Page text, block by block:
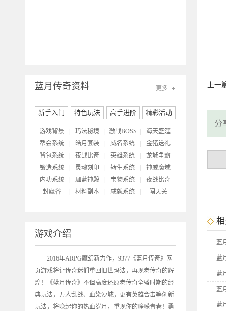
上一
分
蓝
蓝
蓝
蓝
蓝
更多
蓝月传奇资料
新手入门 特色玩法 高手进阶 精彩活动
游戏背景 玛法秘境 激战BOSS
海天盛筵
帮会系统 皓月套装 威名系统
金猪送礼
背包系统 夜战比奇 英雄系统
龙城争霸
锻造系统 灵魂刻印 转生系统
神威魔域
内功系统 珈蓝神殿 宝物系统
夜战比奇
封魔谷 材料副本 成就系统 闯天关
游戏介绍
2016年ARPG魔幻新力作，9377《蓝月传奇》网
页游戏将让传奇迷们重回旧世玛法，再现老传奇的辉
煌！《蓝月传奇》不但高度还原老传奇全盛时期的经
典玩法，万人乱战、血染沙城，更有英雄合击等创新
玩法，将唤起你的热血岁月，重现你的峥嵘青春！勇